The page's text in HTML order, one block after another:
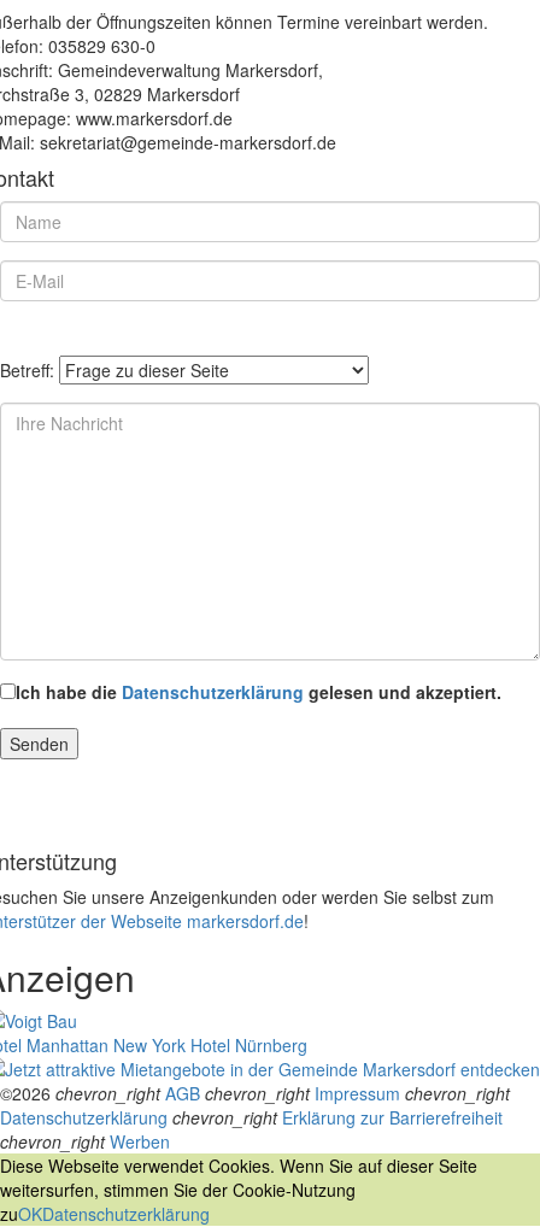
der Öffnungszeiten können Termine vereinbart werden.
035829 630-0
Gemeindeverwaltung Markersdorf,
3, 02829 Markersdorf
www.markersdorf.de
sekretariat@gemeinde-markersdorf.de
Betreff:
Ich habe die Datenschutzerklärung gelesen und akzeptiert.
Sie unsere Anzeigenkunden oder werden Sie selbst zum
der Webseite markersdorf.de!
Manhattan New York Hotel Nürnberg
©2026 chevron_right AGB chevron_right Impressum chevron_right
Datenschutzerklärung chevron_right Erklärung zur Barrierefreiheit
chevron_right Werben
Diese Webseite verwendet Cookies. Wenn Sie auf dieser Seite
weitersurfen, stimmen Sie der Cookie-Nutzung
zuOKDatenschutzerklärung